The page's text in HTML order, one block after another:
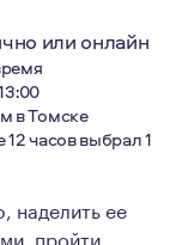
или онлайн
в Томске
часов выбрал 1
наделить ее
пройти